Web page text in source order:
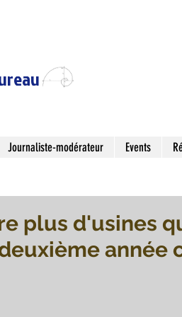
Journaliste-modérateur Events
plus d'usines
année